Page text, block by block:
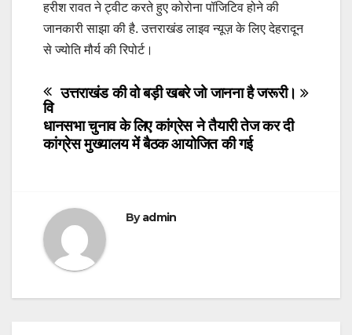
हरीश रावत ने ट्वीट करते हुए कोरोना पॉजिटिव होने की
जानकारी साझा की है. उत्तराखंड लाइव न्यूज़ के लिए देहरादून
से ज्योति मौर्य की रिपोर्ट।
Post
navigation
उत्तराखंड की वो बड़ी खबरे जो जानना है जरूरी।
वि
धानसभा चुनाव के लिए कांग्रेस ने तैयारी तेज कर दी
कांग्रेस मुख्यालय में बैठक आयोजित की गई
Byadmin